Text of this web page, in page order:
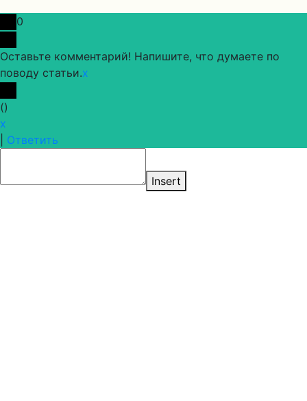
0
Оставьте комментарий! Напишите, что думаете по
поводу статьи.x
()
x
Ответить
Insert